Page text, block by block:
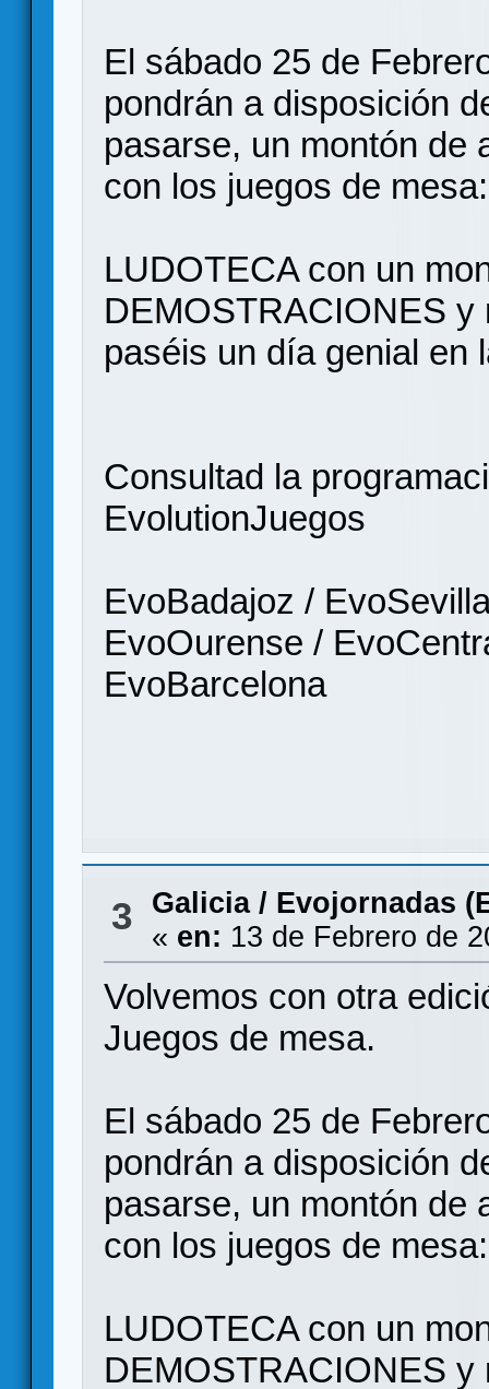
El sábado 25 de
pondrán a disposición
pasarse, un montón de
con los juegos de mesa:
LUDOTECA con un
DEMOSTRACIONES
paséis un día genial en
Consultad la
EvolutionJuegos
EvoBadajoz /
EvoOurense /
EvoBarcelona
3 Galicia/ Evojornadas
« en: 13 de Febrero de
Volvemos con otra
Juegos de mesa.
El sábado 25 de
pondrán a disposición
pasarse, un montón de
con los juegos de mesa:
LUDOTECA con un
DEMOSTRACIONES